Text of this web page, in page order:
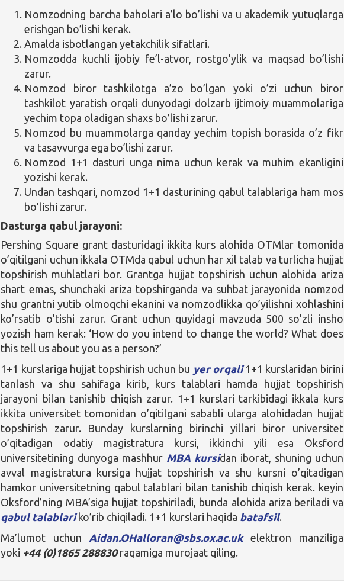
Nomzodning barcha baholari a’lo bo’lishi va u akademik yutuqlarga
erishgan bo’lishi kerak.
Amalda isbotlangan yetakchilik sifatlari.
Nomzodda kuchli ijobiy fe’l-atvor, rostgo’ylik va maqsad bo’lishi
zarur.
Nomzod biror tashkilotga a’zo bo’lgan yoki o’zi uchun biror
tashkilot yaratish orqali dunyodagi dolzarb ijtimoiy muammolariga
yechim topa oladigan shaxs bo’lishi zarur.
Nomzod bu muammolarga qanday yechim topish borasida o’z fikr
va tasavvurga ega bo’lishi zarur.
Nomzod 1+1 dasturi unga nima uchun kerak va muhim ekanligini
yozishi kerak.
Undan tashqari, nomzod 1+1 dasturining qabul talablariga ham mos
bo’lishi zarur.
Dasturga qabul jarayoni:
Pershing Square grant dasturidagi ikkita kurs alohida OTMlar tomonida
o’qitilgani uchun ikkala OTMda qabul uchun har xil talab va turlicha hujjat
topshirish muhlatlari bor. Grantga hujjat topshirish uchun alohida ariza
shart emas, shunchaki ariza topshirganda va suhbat jarayonida nomzod
shu grantni yutib olmoqchi ekanini va nomzodlikka qo’yilishni xohlashini
ko’rsatib o’tishi zarur. Grant uchun quyidagi mavzuda 500 so’zli insho
yozish ham kerak: ‘How do you intend to change the world? What does
this tell us about you as a person?’
1+1 kurslariga hujjat topshirish uchun bu yer orqali1+1 kurslaridan birini
tanlash va shu sahifaga kirib, kurs talablari hamda hujjat topshirish
jarayoni bilan tanishib chiqish zarur. 1+1 kurslari tarkibidagi ikkala kurs
ikkita universitet tomonidan o’qitilgani sababli ularga alohidadan hujjat
topshirish zarur. Bunday kurslarning birinchi yillari biror universitet
o’qitadigan odatiy magistratura kursi, ikkinchi yili esa Oksford
universitetining dunyoga mashhur MBA kursidan iborat, shuning uchun
avval magistratura kursiga hujjat topshirish va shu kursni o’qitadigan
hamkor universitetning qabul talablari bilan tanishib chiqish kerak. keyin
Oksford’ning MBA’siga hujjat topshiriladi, bunda alohida ariza beriladi va
qabul talablariko’rib chiqiladi. 1+1 kurslari haqida batafsil.
Ma’lumot uchun Aidan.OHalloran@sbs.ox.ac.ukelektron manziliga
yoki +44 (0)1865 288830raqamiga murojaat qiling.